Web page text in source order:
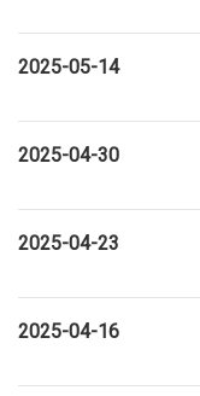
2025-05-14
2025-04-30
2025-04-23
2025-04-16